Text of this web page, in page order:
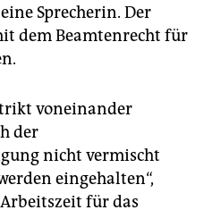
Sprecherin. Der
dem Beamtenrecht für
voneinander
der
nicht vermischt
eingehalten“,
für das